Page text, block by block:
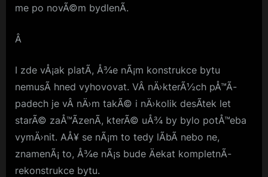
me po novÃ©m bydlenÃ­.
Â
I zde vÅ¡ak platÃ­, Å¾e nÃ¡m konstrukce bytu
nemusÃ­ hned vyhovovat. VÂ nÄ›kterÃ½ch pÅ™Ã­
padech je vÂ nÄ›m takÃ© i nÄ›kolik desÃ­tek let
starÃ© zaÅ™Ã­zenÃ­, kterÃ© uÅ¾ by bylo potÅ™eba
vymÄ›nit. AÅ¥ se nÃ¡m to tedy lÃ­bÃ­ nebo ne,
znamenÃ¡ to, Å¾e nÃ¡s bude Äekat kompletnÃ­
rekonstrukce bytu.